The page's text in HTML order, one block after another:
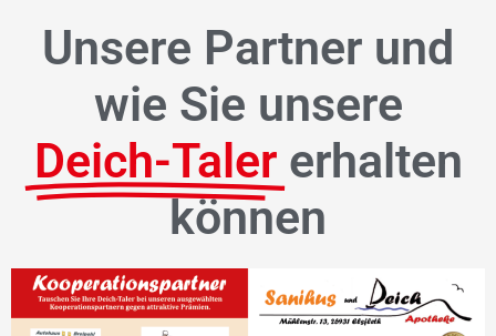
Unsere Partner und
wie Sie unsere
Deich-Taler erhalten
können